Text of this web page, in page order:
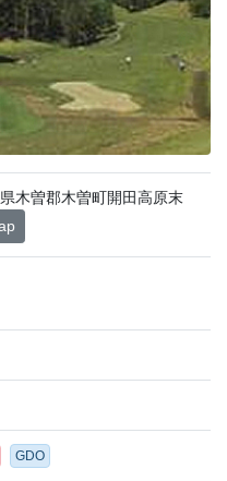
木曽郡木曽町開田高原末
GDO